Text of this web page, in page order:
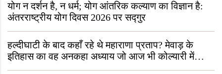
योग न दर्शन है, न धर्म; योग आंतरिक कल्याण का विज्ञान है:
अंतरराष्ट्रीय योग दिवस 2026 पर सद्गुर
हल्दीघाटी के बाद कहाँ रहे थे महाराणा प्रताप? मेवाड़ के
इतिहास का वह अनकहा अध्याय जो आज भी कोल्यारी में
जीवित है